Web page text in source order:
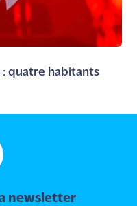
: quatre habitants
newsletter